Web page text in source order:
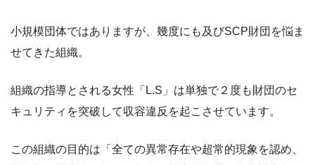
小規模団体ではありますが、幾度にも及びSCP財団を悩ま
せてきた組織。
組織の指導とされる女性「L.S」は単独で２度も財団のセ
キュリティを突破して収容違反を起こさせています。
この組織の目的は「全ての異常存在や超常的現象を認め、